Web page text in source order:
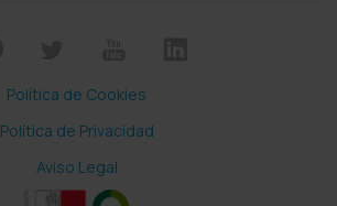
Política de Cookies
Política de Privacidad
Aviso Legal